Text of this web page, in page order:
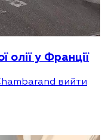
олії у Франції
вийти